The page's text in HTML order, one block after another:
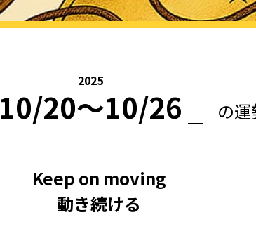
2025
10/20〜10/26 の
Keep on moving
動き続ける